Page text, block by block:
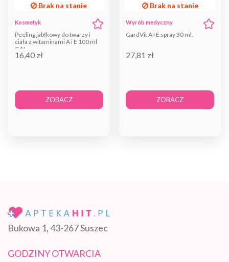
Brak na stanie
Kosmetyk
Peeling jabłkowy do twarzy i
ciała z witaminami A i E 100 ml
GAL
16,40 zł
ZOBACZ
Brak na stanie
Wyrób medyczny
GardVit A+E spray 30 ml.
27,81 zł
ZOBACZ
Bukowa 1, 43-267 Suszec
GODZINY OTWARCIA